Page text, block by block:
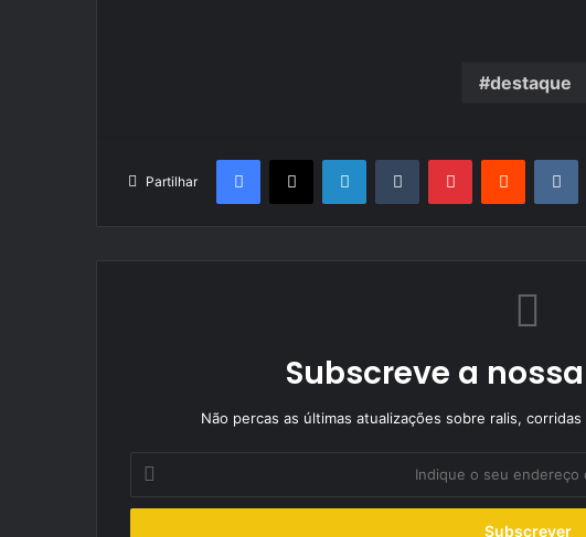
destaque
Partilhar
Facebook
X LinkedInTumblr PinterestReddit
Subscreve a
Não percas as últimas atualizações sobre ralis,
Indique
seu